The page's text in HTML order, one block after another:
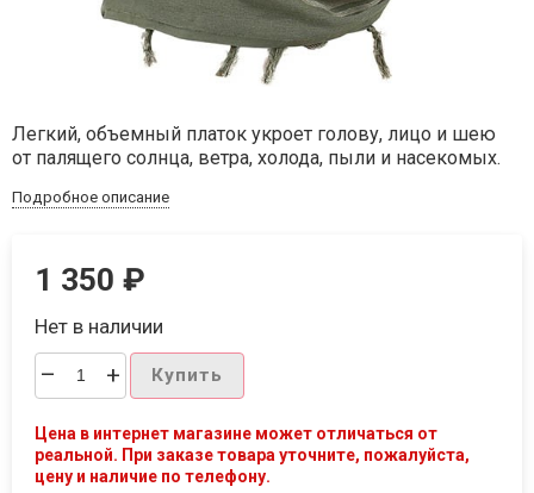
Легкий, объемный платок укроет голову, лицо и шею
от палящего солнца, ветра, холода, пыли и насекомых.
Подробное описание
1 350₽
Нет в наличии
– + Купить
Цена в интернет магазине может отличаться от
реальной. При заказе товара уточните, пожалуйста,
цену и наличие по телефону.